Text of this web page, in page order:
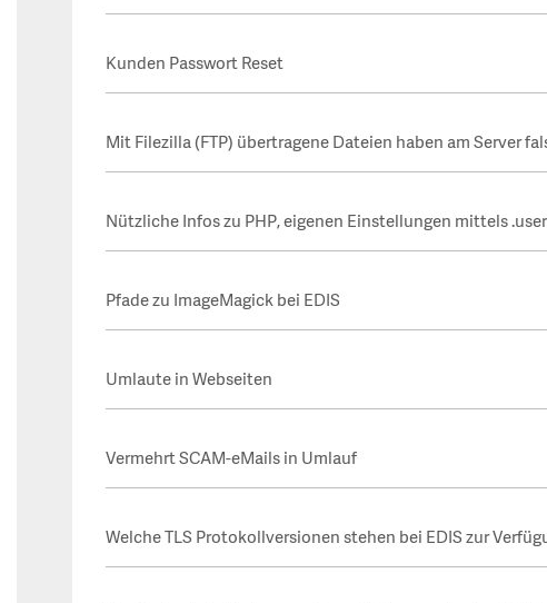
Kunden Passwort Reset
Mit Filezilla (FTP) übertragene Dateien haben am Server
Nützliche Infos zu PHP, eigenen Einstellungen mittels
Pfade zu ImageMagick bei EDIS
Umlaute in Webseiten
Vermehrt SCAM-eMails in Umlauf
Welche TLS Protokollversionen stehen bei EDIS zur